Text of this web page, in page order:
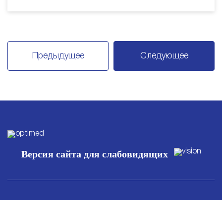
Предыдущее Следующее
Версия сайта для слабовидящих